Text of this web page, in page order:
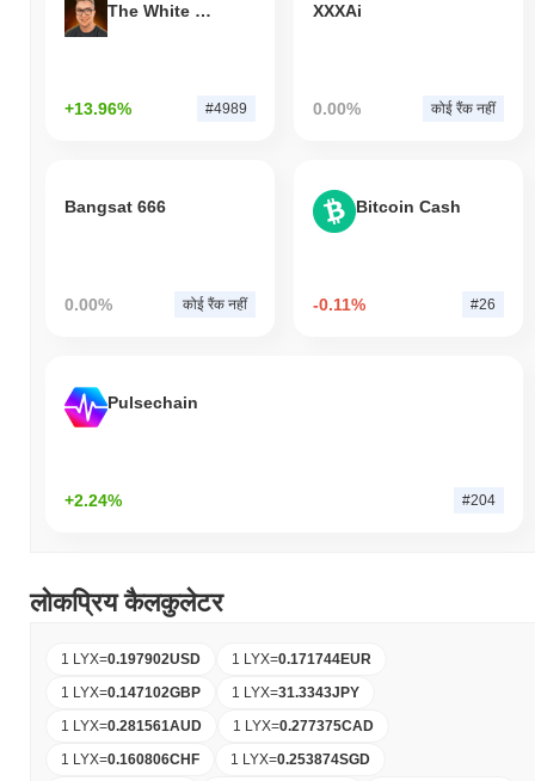
The White Bull
+13.96% #4989
XXXAi
0.00% कोई रैंक नहीं
Bangsat 666
0.00% कोई रैंक नहीं
Bitcoin Cash
-0.11% #26
Pulsechain
+2.24% #204
लोकप्रिय कैलकुलेटर
1 LYX=0.197902USD 1 LYX=0.171744EUR
1 LYX=0.147102GBP 1 LYX=31.3343JPY
1 LYX=0.281561AUD 1 LYX=0.277375CAD
1 LYX=0.160806CHF 1 LYX=0.253874SGD